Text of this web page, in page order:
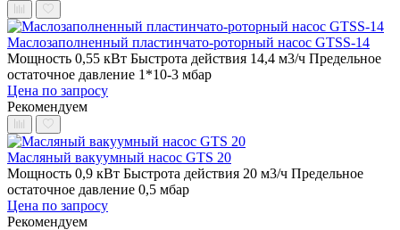
Маслозаполненный пластинчато-роторный насос GTSS-14
Мощность 0,55 кВт Быстрота действия 14,4 м3/ч Предельное
остаточное давление 1*10-3 мбар
Цена по запросу
Рекомендуем
Масляный вакуумный насос GTS 20
Мощность 0,9 кВт Быстрота действия 20 м3/ч Предельное
остаточное давление 0,5 мбар
Цена по запросу
Рекомендуем